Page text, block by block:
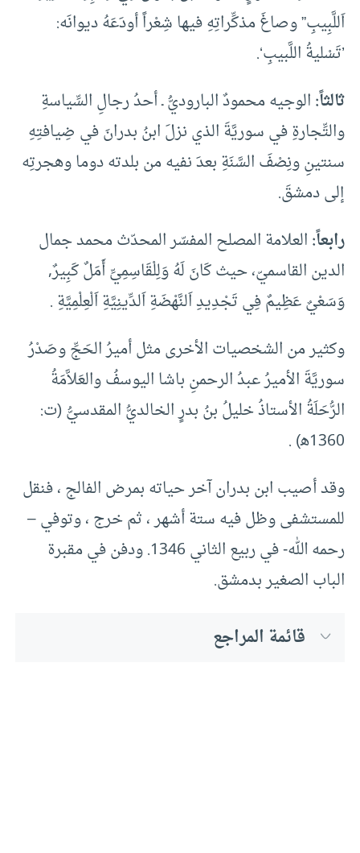
اَللَّبِيبِ” وصاغَ مذكِّراتِهِ فيها شِعْراً أودَعَهُ ديوانَه:
’تَسْليةُ اللَّبيبِ‘.
ثالثاً:الوجيه محمودٌ الباروديُّ ـ أحدُ رجالِ السِّياسةِ
والتِّجارةِ في سوريَّةَ الذي نزلَ ابنُ بدرانَ في ضِيافتِهِ
سنتينِ ونِصْفَ السَّنَةِ بعدَ نفيه من بلدته دوما وهجرتِه
إلى دمشقَ.
رابعاً:العلامة المصلح المفسّر المحدّث محمد جمال
الدين القاسميّ، حيث كَانَ لَهُ وَلِلْقَاسِمِيِّ أَمَلٌ كَبِيرٌ,
وَسَعْيٌ عَظِيمٌ فِي تَجْدِيدِ اَلنَّهْضَةِ اَلدِّينِيَّةِ اَلْعِلْمِيَّةِ .
وكثير من الشخصيات الأخرى مثل أميرُ الحَجِّ وصَدْرُ
سوريَّةَ الأميرُ عبدُ الرحمنِ باشا اليوسفُ والعَلاَّمَةُ
الرُّحَلَةُ الأستاذُ خليلُ بنُ بدرٍ الخالديُّ المقدسيُّ (ت:
1360ﻫ) .
وقد أصيب ابن بدران آخر حياته بمرض الفالج ، فنقل
للمستشفى وظل فيه ستة أشهر ، ثم خرج ، وتوفي –
رحمه الله- في ربيع الثاني 1346. ودفن في مقبرة
الباب الصغير بدمشق.
قائمة المراجع